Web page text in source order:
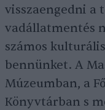
visszaengedni a
vadállatmentés
számos
bennünket. A
Múzeumban, a
Könyvtárban s